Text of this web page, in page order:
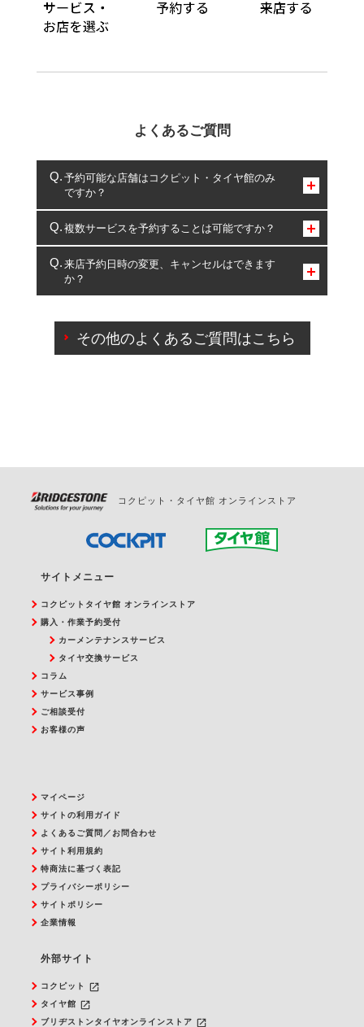
よくあるご質問
予約可能な店舗はコクピット・タイヤ館のみ
ですか？
コクピット・タイヤ館のみとなります。
複数サービスを予約することは可能ですか？
複数サービスのご予約は可能です。
一部の商品・サービスの組み合わせに限り、同時にご予約が
出来ないものもございます。
来店予約日時の変更、キャンセルはできます
か？
ご来店予約日の3営業日前を過ぎている場合のご予約
の日時変更につきましては、直接ご予約の店舗まで
その他のよくあるご質問はこちら
コクピット・タイヤ館 オンラインストア
サイトメニュー
コクピットタイヤ館 オンラインストア
購入・作業予約受付
カーメンテナンスサービス
タイヤ交換サービス
コラム
サービス事例
ご相談受付
お客様の声
マイページ
サイトの利用ガイド
よくあるご質問／お問合わせ
サイト利用規約
特商法に基づく表記
プライバシーポリシー
サイトポリシー
企業情報
外部サイト
コクピット launch
タイヤ館 launch
ブリヂストンタイヤオンラインストア launch